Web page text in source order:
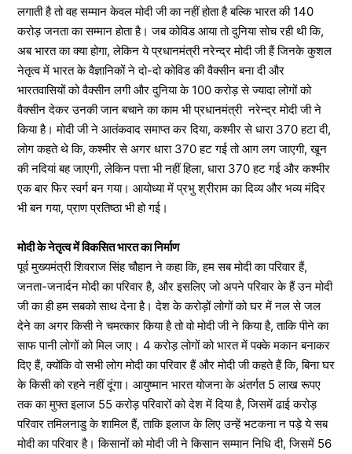
लगाती है तो वह सम्मान केवल मोदी जी का नहीं होता है बल्कि भारत की 140
करोड़ जनता का सम्मान होता है। जब कोविड आया तो दुनिया सोच रही थी कि,
अब भारत का क्या होगा, लेकिन ये प्रधानमंत्री नरेन्द्र मोदी जी हैं जिनके कुशल
नेतृत्व में भारत के वैज्ञानिकों ने दो-दो कोविड की वैक्सीन बना दी और
भारतवासियों को वैक्सीन लगी और दुनिया के 100 करोड़ से ज्यादा लोगों को
वैक्सीन देकर उनकी जान बचाने का काम भी प्रधानमंत्री नरेन्द्र मोदी जी ने
किया है। मोदी जी ने आतंकवाद समाप्त कर दिया, कश्मीर से धारा 370 हटा दी,
लोग कहते थे कि, कश्मीर से अगर धारा 370 हट गई तो आग लग जाएगी, खून
की नदियां बह जाएगी, लेकिन पत्ता भी नहीं हिला, धारा 370 हट गई और कश्मीर
एक बार फिर स्वर्ग बन गया। आयोध्या में प्रभु श्रीराम का दिव्य और भव्य मंदिर
भी बन गया, प्राण प्रतिष्ठा भी हो गई।
मोदी के नेतृत्व में विकसित भारत का निर्माण
पूर्व मुख्यमंत्री शिवराज सिंह चौहान ने कहा कि, हम सब मोदी का परिवार हैं,
जनता-जनार्दन मोदी का परिवार है, और इसलिए जो अपने परिवार के हैं उन मोदी
जी का ही हम सबको साथ देना है। देश के करोड़ों लोगों को घर में नल से जल
देने का अगर किसी ने चमत्कार किया है तो वो मोदी जी ने किया है, ताकि पीने का
साफ पानी लोगों को मिल जाए। 4 करोड़ लोगों को भारत में पक्के मकान बनाकर
दिए हैं, क्योंकि वो सभी लोग मोदी का परिवार हैं और मोदी जी कहते हैं कि, बिना घर
के किसी को रहने नहीं दूंगा। आयुष्मान भारत योजना के अंतर्गत 5 लाख रूपए
तक का मुफ्त इलाज 55 करोड़ परिवारों को देश में दिया है, जिसमें ढाई करोड़
परिवार तमिलनाडु के शामिल हैं, ताकि इलाज के लिए उन्हें भटकना न पड़े ये सब
मोदी का परिवार है। किसानों को मोदी जी ने किसान सम्मान निधि दी, जिसमें 56